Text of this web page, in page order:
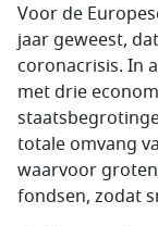
Voor de
jaar geweest,
coronacrisis. In
met drie
totale omvang
waarvoor
fondsen, zodat